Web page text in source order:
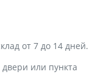
от 7 до 14 дней.
или пункта